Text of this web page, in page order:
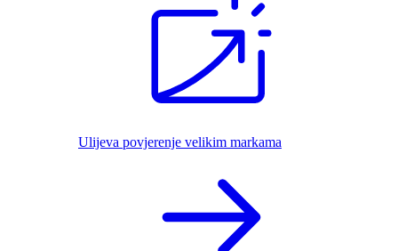
Ulijeva povjerenje velikim markama